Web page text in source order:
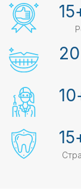
15
10
15